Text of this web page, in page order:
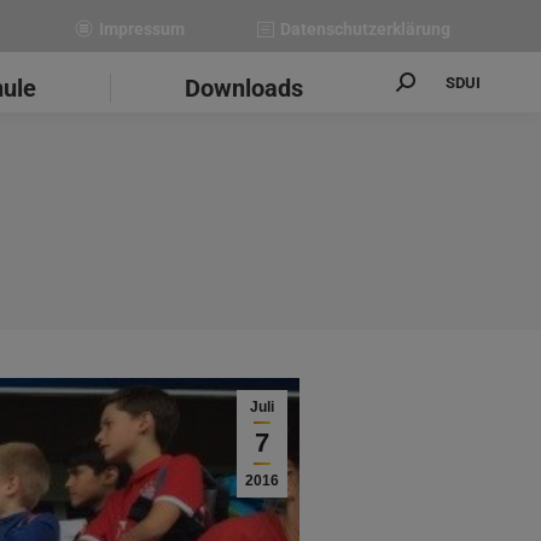
Downloads Search:SDUI
Juli
7
2016